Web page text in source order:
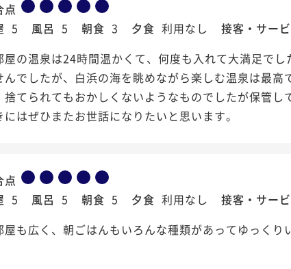
点
5 風呂 5 朝食 3 夕食 利用なし 接客・サー
屋の温泉は24時間温かくて、何度も入れて大満足で
んでしたが、白浜の海を眺めながら楽しむ温泉は最
捨てられてもおかしくないようなものでしたが保管
にはぜひまたお世話になりたいと思います。
点
5 風呂 5 朝食 5 夕食 利用なし 接客・サー
屋も広く、朝ごはんもいろんな種類があってゆっくり